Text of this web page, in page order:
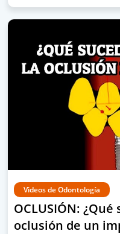
Videos de Odontología
OCLUSIÓN:
oclusión de un